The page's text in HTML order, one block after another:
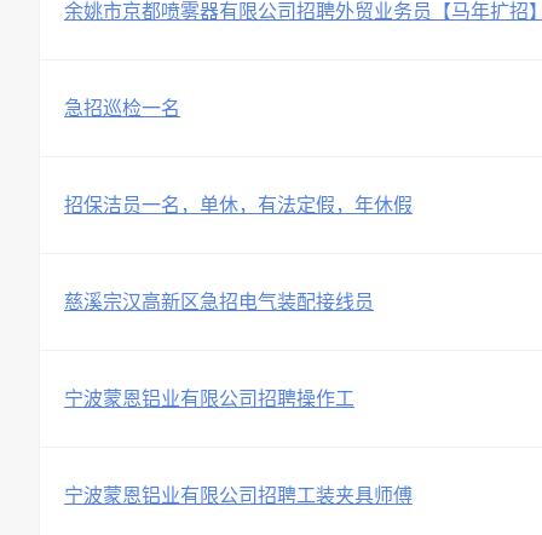
余姚市京都喷雾器有限公司招聘外贸业务员【马年扩招
急招巡检一名
招保洁员一名，单休，有法定假，年休假
慈溪宗汉高新区急招电气装配接线员
宁波蒙恩铝业有限公司招聘操作工
宁波蒙恩铝业有限公司招聘工装夹具师傅